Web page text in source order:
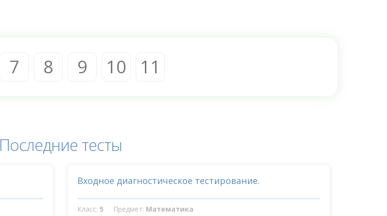
7 8 9 10 11
Последние тесты
Входное диагностическое тестирование.
Класс: 5 Предмет: Математика